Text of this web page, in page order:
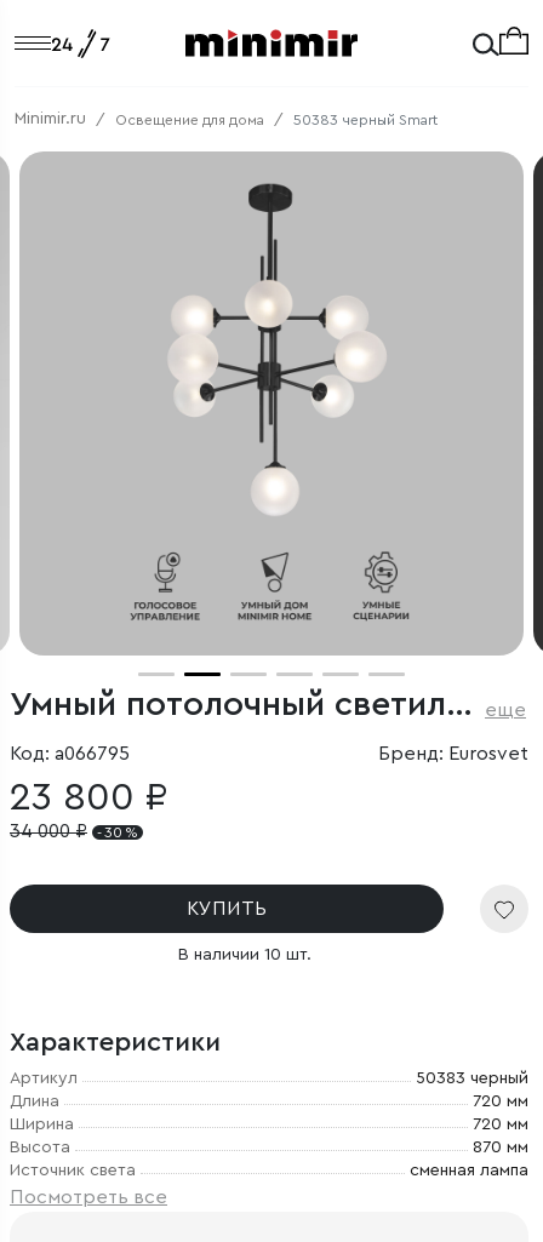
Minimir.ru Освещение для дома 50383 черный Smart
Умный потолочный светильник со стеклянными плафонами еще
Код: a066795 Бренд: Eurosvet
23 800 ₽
34 000₽ - 30 %
КУПИТЬ
В наличии 10 шт.
Характеристики
Артикул
50383 черный
Длина
720 мм
Ширина
720 мм
Высота
870 мм
Источник света
сменная лампа
Посмотреть все